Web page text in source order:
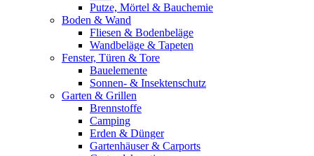
Putze, Mörtel & Bauchemie
Boden & Wand
Fliesen & Bodenbeläge
Wandbeläge & Tapeten
Fenster, Türen & Tore
Bauelemente
Sonnen- & Insektenschutz
Garten & Grillen
Brennstoffe
Camping
Erden & Dünger
Gartenhäuser & Carports